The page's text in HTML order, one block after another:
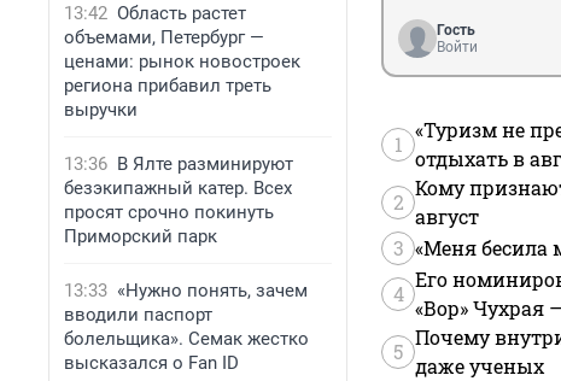
13:42 Область растет
объемами, Петербург —
ценами: рынок новостроек
региона прибавил треть
выручки
13:36 В Ялте разминируют
безэкипажный катер. Всех
просят срочно покинуть
Приморский парк
13:33 «Нужно понять, зачем
вводили паспорт
болельщика». Семак жестко
высказался о Fan ID
Гость
Войти
1
«Туризм не
отдыхать в
2
Кому
август
3 «Меня бесила
4
Его
«Вор» Чухрая
5
Почему
даже ученых